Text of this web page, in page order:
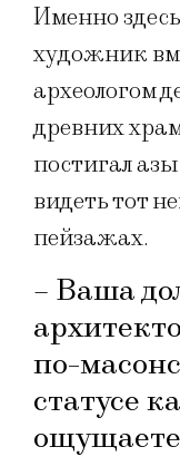
Именно
художник
археологом
древних
постигал
видеть тот
пейзажах.
– Ваша
по-
статусе